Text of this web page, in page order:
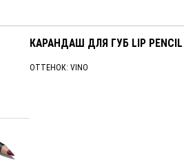
КАРАНДАШ ДЛЯ ГУБ LIP PENCIL
ОТТЕНОК: VINO